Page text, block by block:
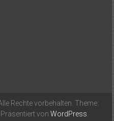
Alle Rechte vorbehalten. Theme:
von WordPress